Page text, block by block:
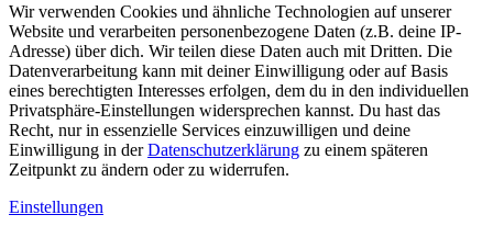
Wir verwenden Cookies und ähnliche Technologien auf unserer
Website und verarbeiten personenbezogene Daten (z.B. deine IP-
Adresse) über dich. Wir teilen diese Daten auch mit Dritten. Die
Datenverarbeitung kann mit deiner Einwilligung oder auf Basis
eines berechtigten Interesses erfolgen, dem du in den individuellen
Privatsphäre-Einstellungen widersprechen kannst. Du hast das
Recht, nur in essenzielle Services einzuwilligen und deine
Einwilligung in derDatenschutzerklärung zu einem späteren
Zeitpunkt zu ändern oder zu widerrufen.
Einstellungen